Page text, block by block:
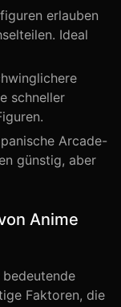
erlauben
Ideal
schneller
Arcade-
günstig, aber
Anime
bedeutende
Faktoren, die